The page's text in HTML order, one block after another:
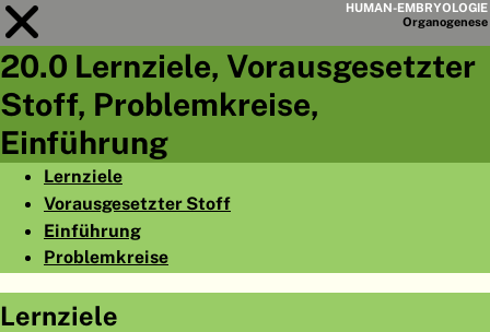
HUMAN-EMBRYOLOGIE
Organogenese
Modul
20.0 Lernziele, Vorausgesetzter
Stoff, Problemkreise,
Einführung
Lernziele
Vorausgesetzter Stoff
Einführung
Problemkreise
Lernziele